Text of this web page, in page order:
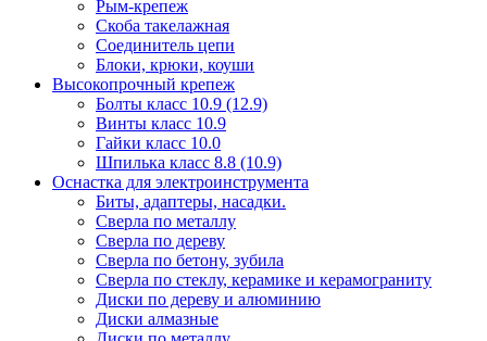
Рым-крепеж
Скоба такелажная
Соединитель цепи
Блоки, крюки, коуши
Высокопрочный крепеж
Болты класс 10.9 (12.9)
Винты класс 10.9
Гайки класс 10.0
Шпилька класс 8.8 (10.9)
Оснастка для электроинструмента
Биты, адаптеры, насадки.
Сверла по металлу
Сверла по дереву
Сверла по бетону, зубила
Сверла по стеклу, керамике и керамограниту
Диски по дереву и алюминию
Диски алмазные